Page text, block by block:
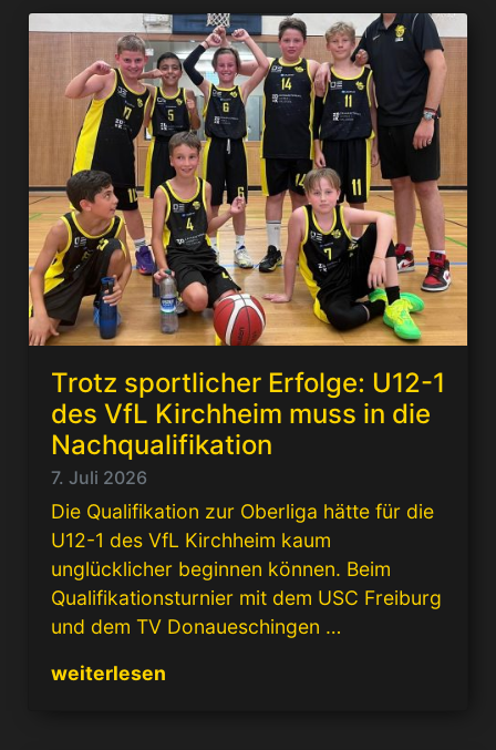
Trotz sportlicher Erfolge: U12-1
des VfL Kirchheim muss in die
Nachqualifikation
7. Juli 2026
Die Qualifikation zur Oberliga hätte für die
U12-1 des VfL Kirchheim kaum
unglücklicher beginnen können. Beim
Qualifikationsturnier mit dem USC Freiburg
und dem TV Donaueschingen …
weiterlesen